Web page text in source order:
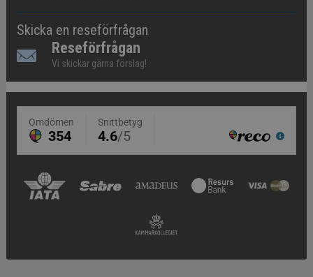
Skicka en reseförfrågan
Reseförfrågan
Vi skickar gärna förslag!